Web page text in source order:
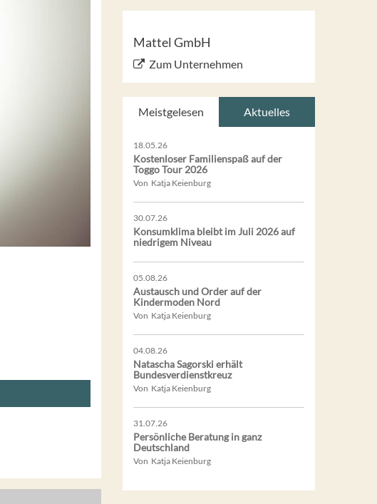
Mattel GmbH
Zum Unternehmen
Meistgelesen Aktuelles
18.05.26
Kostenloser Familienspaß auf der
Toggo Tour 2026
Von Katja Keienburg
30.07.26
Konsumklima bleibt im Juli 2026 auf
niedrigem Niveau
05.08.26
Austausch und Order auf der
Kindermoden Nord
Von Katja Keienburg
04.08.26
Natascha Sagorski erhält
Bundesverdienstkreuz
Von Katja Keienburg
31.07.26
Persönliche Beratung in ganz
Deutschland
Von Katja Keienburg